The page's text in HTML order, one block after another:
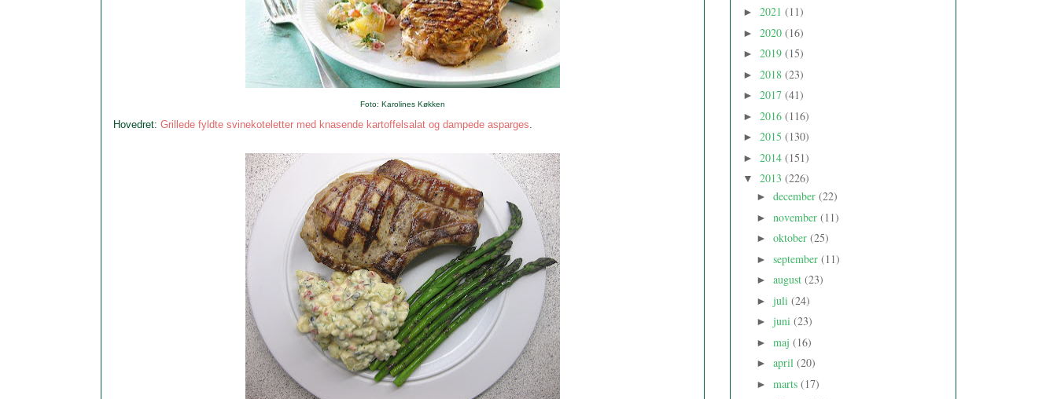
Foto: Karolines Køkken
Hovedret: Grillede fyldte svinekoteletter med knasende kartoffelsalat og dampede asparges.
► 2021 (11)
► 2020 (16)
► 2019 (15)
► 2018 (23)
► 2017 (41)
► 2016 (116)
► 2015 (130)
► 2014 (151)
▼ 2013 (226)
► december (22)
► november (11)
► oktober (25)
► september (11)
► august (23)
► juli (24)
► juni (23)
► maj (16)
► april (20)
► marts (17)